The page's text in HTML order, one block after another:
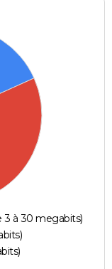
3 à 30 megabits)